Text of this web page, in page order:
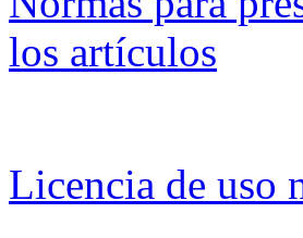
los artículos
Licencia de uso